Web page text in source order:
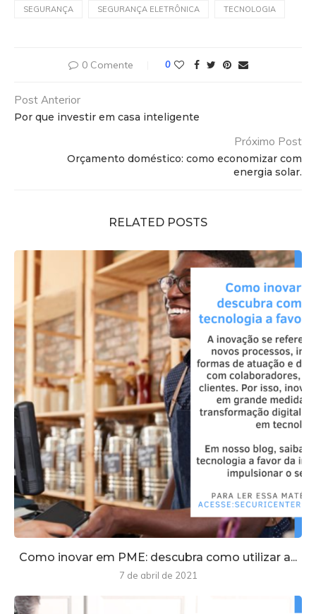
SEGURANÇA SEGURANÇA ELETRÔNICA TECNOLOGIA
0 Comente 0
Post Anterior
Por que investir em casa inteligente
Próximo Post
Orçamento doméstico: como economizar com
energia solar.
RELATED POSTS
Como inovar em PME: descubra como utilizar a...
7 de abril de 2021